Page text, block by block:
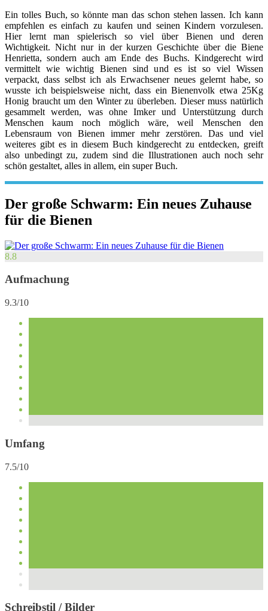
Ein tolles Buch, so könnte man das schon stehen lassen. Ich kann
empfehlen es einfach zu kaufen und seinen Kindern vorzulesen.
Hier lernt man spielerisch so viel über Bienen und deren
Wichtigkeit. Nicht nur in der kurzen Geschichte über die Biene
Henrietta, sondern auch am Ende des Buchs. Kindgerecht wird
vermittelt wie wichtig Bienen sind und es ist so viel Wissen
verpackt, dass selbst ich als Erwachsener neues gelernt habe, so
wusste ich beispielsweise nicht, dass ein Bienenvolk etwa 25Kg
Honig braucht um den Winter zu überleben. Dieser muss natürlich
gesammelt werden, was ohne Imker und Unterstützung durch
Menschen kaum noch möglich wäre, weil Menschen den
Lebensraum von Bienen immer mehr zerstören. Das und viel
weiteres gibt es in diesem Buch kindgerecht zu entdecken, greift
also unbedingt zu, zudem sind die Illustrationen auch noch sehr
schön gestaltet, alles in allem, ein super Buch.
Der große Schwarm: Ein neues Zuhause
für die Bienen
8.8
Aufmachung
9.3/10
Umfang
7.5/10
Schreibstil / Bilder